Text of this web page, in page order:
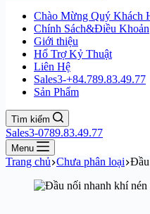
Chào Mừng Quý Khách
Chính Sách&Điều Khoản
Giới thiệu
Hổ Trợ Kỷ Thuật
Liên Hệ
Sales3-+84.789.83.49.77
Sản Phẩm
Tìm kiếm
Sales3-0789.83.49.77
Menu
Trang chủ Chưa phân loại Đầu